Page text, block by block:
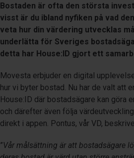
Bostaden är ofta den största
visst är du ibland nyfiken på vad
veta hur din värdering utvecklas
underlätta för Sveriges
detta har House:ID gjort ett
Movesta erbjuder en digital
hur vi byter bostad. Nu har de valt att
House:ID där bostadsägare kan göra
och därefter även följa
direkt i appen. Pontus, vår VD,
”Vår målsättning är att bostadsägare